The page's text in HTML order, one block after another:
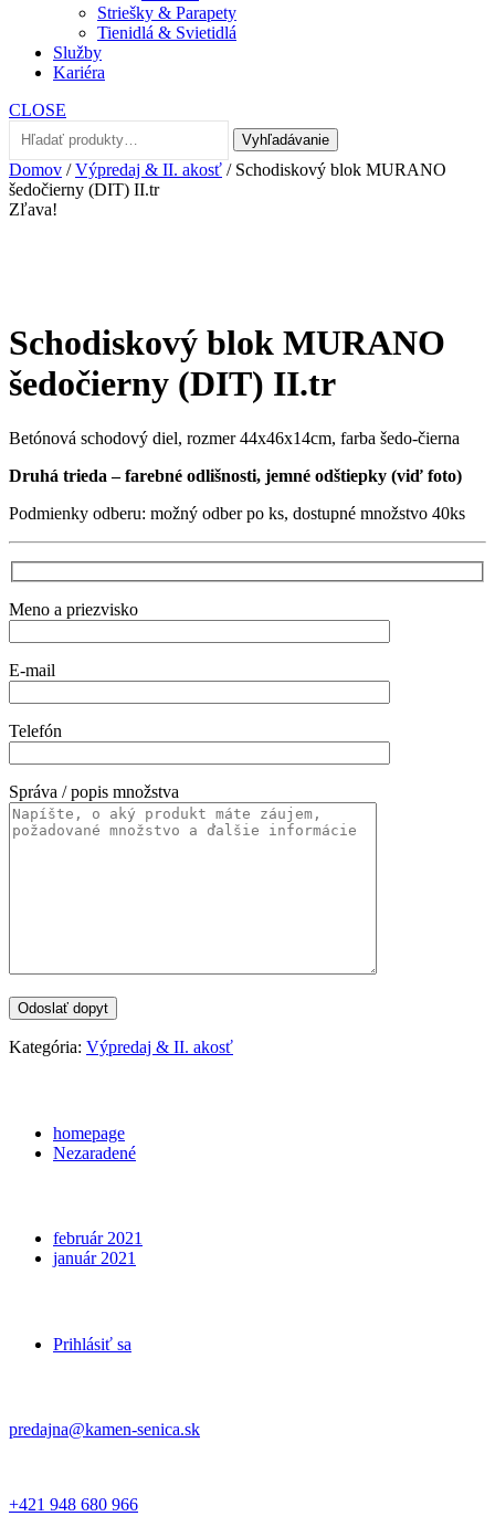
Striešky & Parapety
Tienidlá & Svietidlá
Služby
Kariéra
CLOSE
Vyhľadávanie
Domov /Výpredaj & II. akosť / Schodiskový blok MURANO
šedočierny (DIT) II.tr
Zľava!
Schodiskový blok MURANO
šedočierny (DIT) II.tr
Betónová schodový diel, rozmer 44x46x14cm, farba šedo-čierna
Druhá trieda – farebné odlišnosti, jemné odštiepky (viď foto)
Podmienky odberu: možný odber po ks, dostupné množstvo 40ks
Meno a priezvisko
E-mail
Telefón
Správa / popis množstva
Kategória: Výpredaj & II. akosť
homepage
Nezaradené
február 2021
január 2021
Prihlásiť sa
predajna@kamen-senica.sk
+421 948 680 966